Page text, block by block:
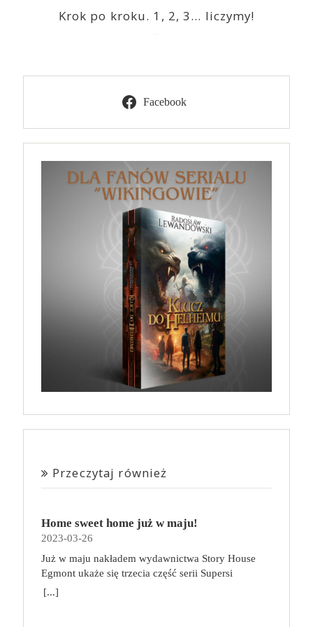
Krok po kroku. 1, 2, 3… liczymy!
Facebook
Przeczytaj również
Home sweet home już w maju!
2023-03-26
Już w maju nakładem wydawnictwa Story House
Egmont ukaże się trzecia część serii Supersi
scenarzysty Frederic Maupome. Ten tom nosi tytuł
[...]